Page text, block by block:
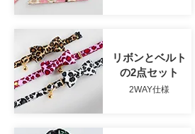
リボンとベルト
の2点セット
2WAY仕様